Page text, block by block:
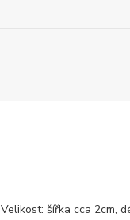
Velikost: šířka cca 2cm,